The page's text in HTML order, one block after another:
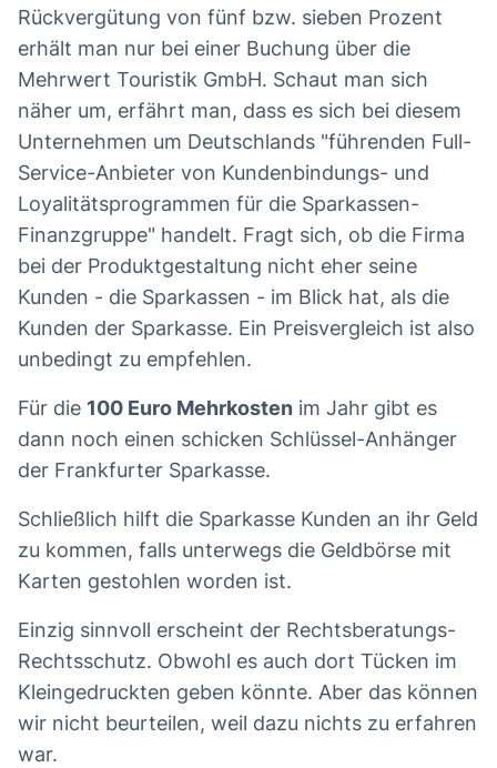
Rückvergütung von fünf bzw. sieben Prozent
erhält man nur bei einer Buchung über die
Mehrwert Touristik GmbH. Schaut man sich
näher um, erfährt man, dass es sich bei diesem
Unternehmen um Deutschlands "führenden Full-
Service-Anbieter von Kundenbindungs- und
Loyalitätsprogrammen für die Sparkassen-
Finanzgruppe" handelt. Fragt sich, ob die Firma
bei der Produktgestaltung nicht eher seine
Kunden - die Sparkassen - im Blick hat, als die
Kunden der Sparkasse. Ein Preisvergleich ist also
unbedingt zu empfehlen.
Für die 100 Euro Mehrkosten im Jahr gibt es
dann noch einen schicken Schlüssel-Anhänger
der Frankfurter Sparkasse.
Schließlich hilft die Sparkasse Kunden an ihr Geld
zu kommen, falls unterwegs die Geldbörse mit
Karten gestohlen worden ist.
Einzig sinnvoll erscheint der Rechtsberatungs-
Rechtsschutz. Obwohl es auch dort Tücken im
Kleingedruckten geben könnte. Aber das können
wir nicht beurteilen, weil dazu nichts zu erfahren
war.